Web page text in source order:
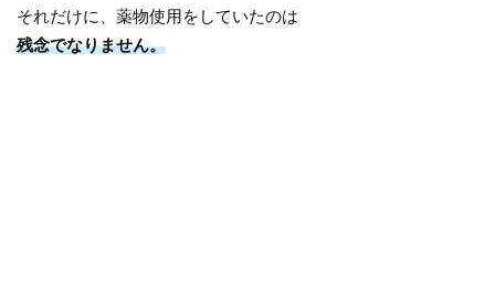
それだけに、薬物使用をしていたのは
残念でなりません。